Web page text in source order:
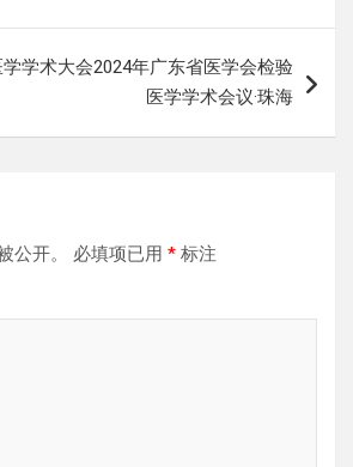
学术大会2024年广东省医学会检验
医学学术会议·珠海
公开。 必填项已用 * 标注